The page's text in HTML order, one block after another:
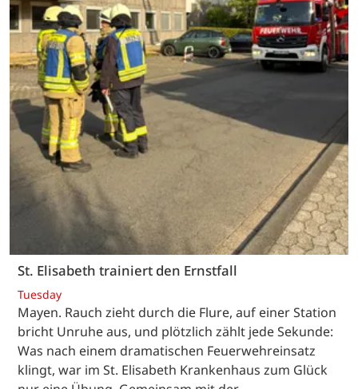
St. Elisabeth trainiert den Ernstfall
Tuesday
Mayen. Rauch zieht durch die Flure, auf einer Station
bricht Unruhe aus, und plötzlich zählt jede Sekunde:
Was nach einem dramatischen Feuerwehreinsatz
klingt, war im St. Elisabeth Krankenhaus zum Glück